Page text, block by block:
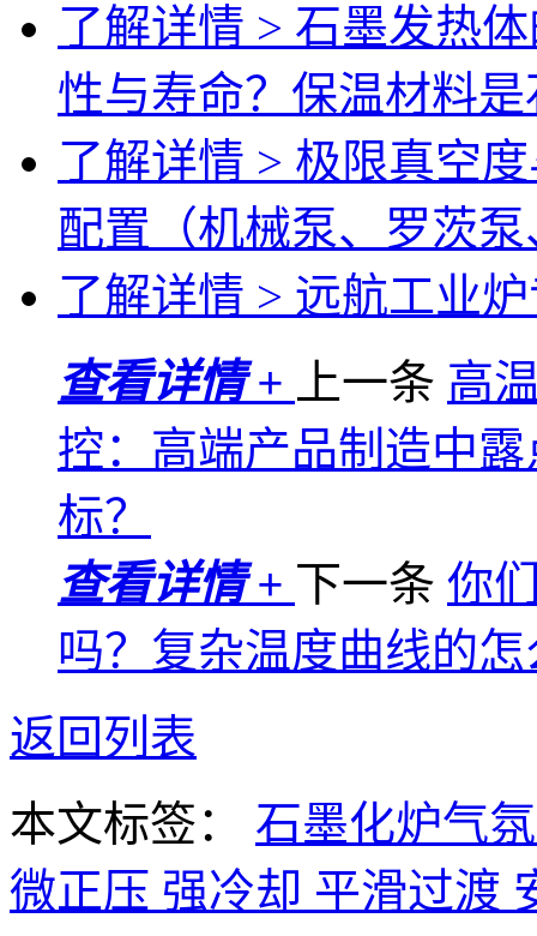
了解详情 > 石墨发热
性与寿命？保温材料
了解详情 > 极限真空
配置（机械泵、罗茨
了解详情 > 远航工业
查看详情 +
上一条 高
控：高端产品制造中
标？
查看详情 + 下一条 你
吗？复杂温度曲线的
返回列表
本文标签： 石墨化炉气
微正压 强冷却 平滑过渡